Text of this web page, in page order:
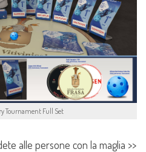
Tournament Full Set
alle persone con la maglia >>